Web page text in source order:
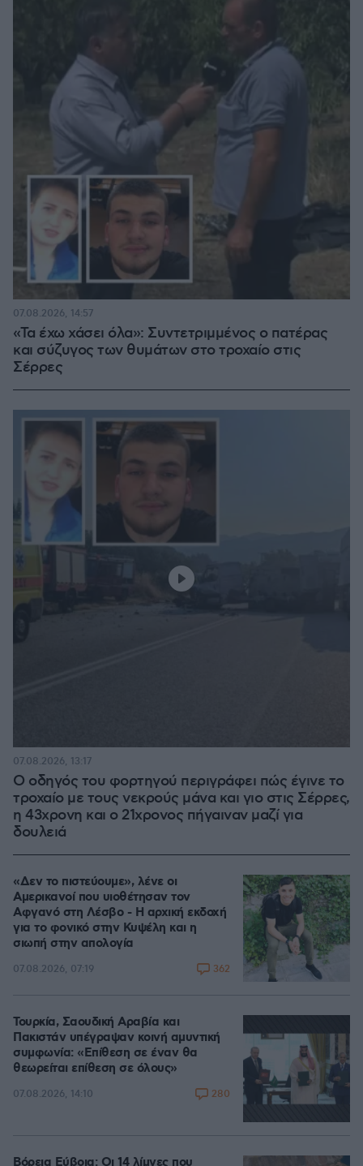
«Τα έχω χάσει όλα»: Συντετριμμένος ο πατέρας
και σύζυγος των θυμάτων στο τροχαίο στις
Σέρρες
07.08.2026, 14:57
Ο οδηγός του φορτηγού περιγράφει πώς έγινε το
τροχαίο με τους νεκρούς μάνα και γιο στις Σέρρες,
η 43χρονη και ο 21χρονος πήγαιναν μαζί για
δουλειά
07.08.2026, 13:17
«Δεν το πιστεύουμε», λένε οι
Αμερικανοί που υιοθέτησαν τον
Αφγανό στη Λέσβο - Η αρχική εκδοχή
για το φονικό στην Κυψέλη και η
σιωπή στην απολογία
07.08.2026, 07:19 362
Τουρκία, Σαουδική Αραβία και
Πακιστάν υπέγραψαν κοινή αμυντική
συμφωνία: «Επίθεση σε έναν θα
θεωρείται επίθεση σε όλους»
07.08.2026, 14:10 280
Βόρεια Εύβοια: Οι 14 λίμνες που